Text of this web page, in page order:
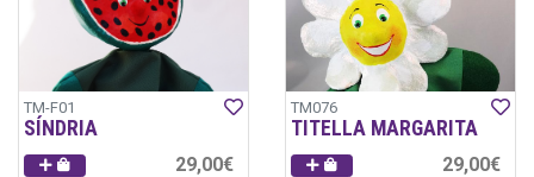
TM-F01
SÍNDRIA
29,00€
TM076
TITELLA MARGARITA
29,00€